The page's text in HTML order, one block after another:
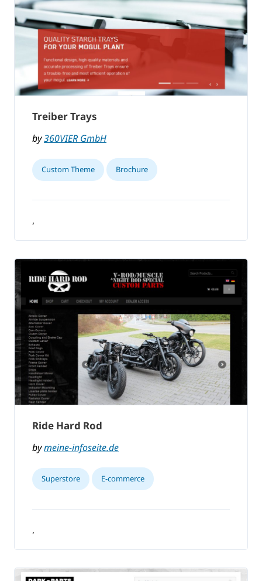
Treiber Trays
by360VIER GmbH
Custom Theme Brochure
,
Ride Hard Rod
bymeine-infoseite.de
Superstore E-commerce
,